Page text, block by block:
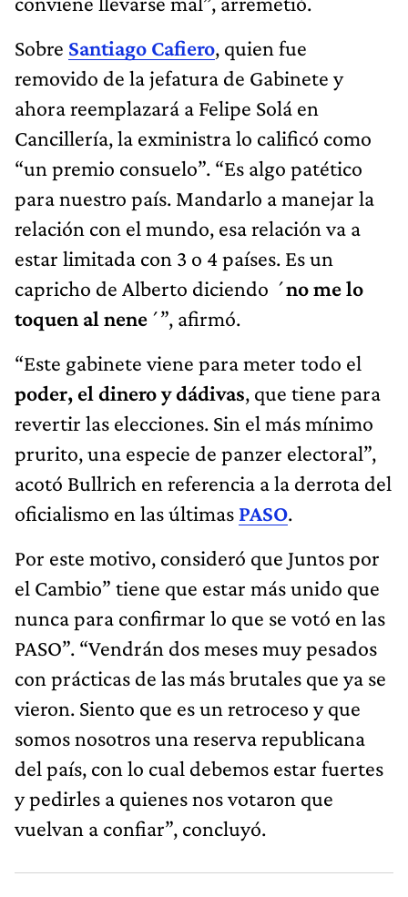
Sobre Santiago Cafiero, quien fue
removido de la jefatura de Gabinete y
ahora reemplazará a Felipe Solá en
Cancillería, la exministra lo calificó como
“un premio consuelo”. “Es algo patético
para nuestro país. Mandarlo a manejar la
relación con el mundo, esa relación va a
estar limitada con 3 o 4 países. Es un
capricho de Alberto diciendo ´no me lo
toquen al nene ´”, afirmó.
“Este gabinete viene para meter todo el
poder, el dinero y dádivas, que tiene para
revertir las elecciones. Sin el más mínimo
prurito, una especie de panzer electoral”,
acotó Bullrich en referencia a la derrota del
oficialismo en las últimas PASO.
Por este motivo, consideró que Juntos por
el Cambio” tiene que estar más unido que
nunca para confirmar lo que se votó en las
PASO”. “Vendrán dos meses muy pesados
con prácticas de las más brutales que ya se
vieron. Siento que es un retroceso y que
somos nosotros una reserva republicana
del país, con lo cual debemos estar fuertes
y pedirles a quienes nos votaron que
vuelvan a confiar”, concluyó.